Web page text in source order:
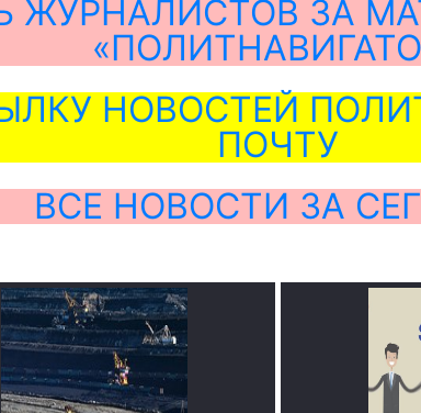
ЖУРНАЛИСТОВ ЗА
НОВОСТЕЙ
ПОЧТУ
ВСЕ НОВОСТИ ЗА